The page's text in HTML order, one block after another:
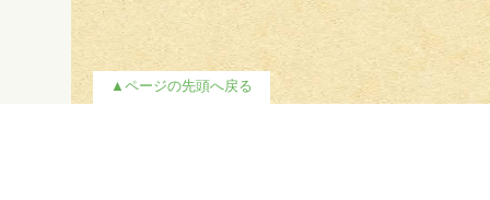
▲ページの先頭へ戻る